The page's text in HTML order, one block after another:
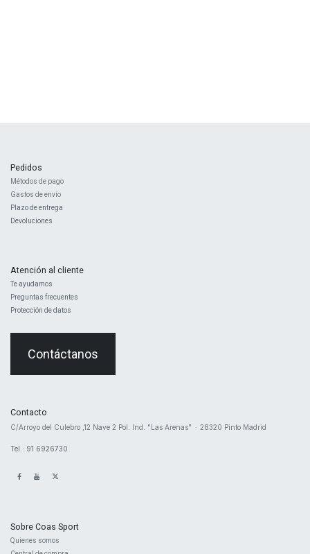
Pedidos
Métodos de pago
Gastos de envío
Plazo de entrega
Devoluciones
Atención al cliente
Te ayudamos
Preguntas frecuentes
Protección de datos
Contáctanos
Contacto
​C/Arroyo del Culebro ,12 Nave 2 ​Pol. Ind. "Las Arenas" · 28320 Pinto Madrid
Tel.: 91 6926730
Sobre Coas Sport
Quienes ​somos